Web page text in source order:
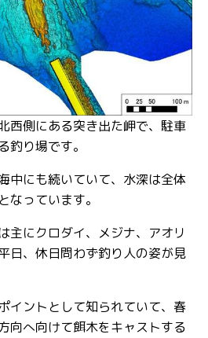
西側にある突き出た岬で、駐車
釣り場です。
中にも続いていて、水深は全体
なっています。
主にクロダイ、メジナ、アオリ
日、休日問わず釣り人の姿が見
イントとして知られていて、春
向へ向けて餌木をキャストする